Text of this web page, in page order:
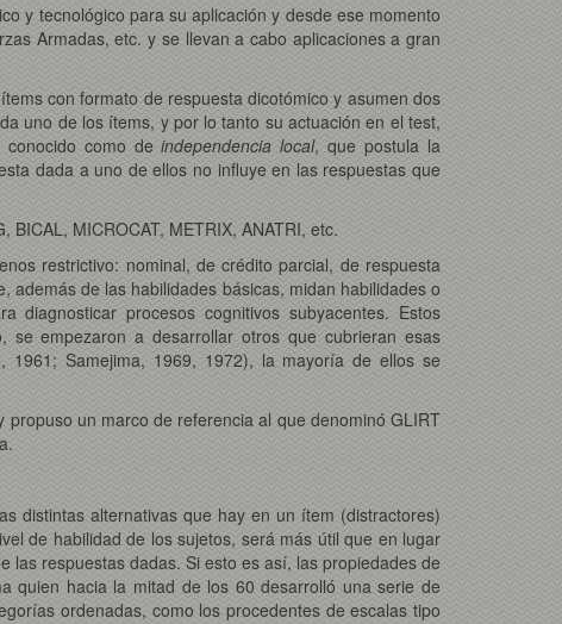
y tecnológico para su aplicación y desde ese momento
Armadas, etc. y se llevan a cabo aplicaciones a gran
con formato de respuesta dicotómico y asumen dos
uno de los ítems, y por lo tanto su actuación en el test,
conocido como deindependencia local, que postula la
dada a uno de ellos no influye en las respuestas que
MICROCAT, METRIX, ANATRI, etc.
restrictivo: nominal, de crédito parcial, de respuesta
de las habilidades básicas, midan habilidades o
diagnosticar procesos cognitivos subyacentes. Estos
empezaron a desarrollar otros que cubrieran esas
Samejima, 1969, 1972), la mayoría de ellos se
un marco de referencia al que denominó GLIRT
distintas alternativas que hay en un ítem (distractores)
de habilidad de los sujetos, será más útil que en lugar
respuestas dadas. Si esto es así, las propiedades de
quien hacia la mitad de los 60 desarrolló una serie de
ordenadas, como los procedentes de escalas tipo